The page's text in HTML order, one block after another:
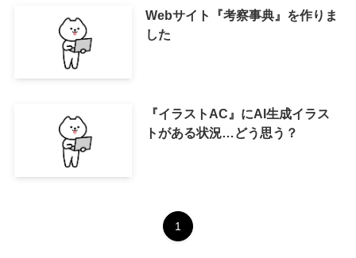
Webサイト『考察事典』を作りま
した
『イラストAC』にAI生成イラス
トがある状況…どう思う？
1